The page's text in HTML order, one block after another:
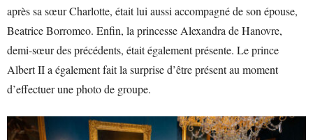
après sa sœur Charlotte, était lui aussi accompagné de son épouse,
Beatrice Borromeo. Enfin, la princesse Alexandra de Hanovre,
demi-sœur des précédents, était également présente. Le prince
Albert II a également fait la surprise d’être présent au moment
d’effectuer une photo de groupe.